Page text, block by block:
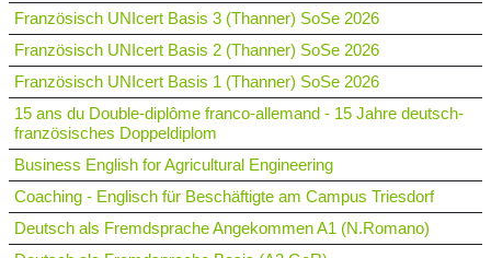
Französisch UNIcert Basis 3 (Thanner) SoSe 2026
Französisch UNIcert Basis 2 (Thanner) SoSe 2026
Französisch UNIcert Basis 1 (Thanner) SoSe 2026
15 ans du Double-diplôme franco-allemand - 15 Jahre deutsch-
französisches Doppeldiplom
Business English for Agricultural Engineering
Coaching - Englisch für Beschäftigte am Campus Triesdorf
Deutsch als Fremdsprache Angekommen A1 (N.Romano)